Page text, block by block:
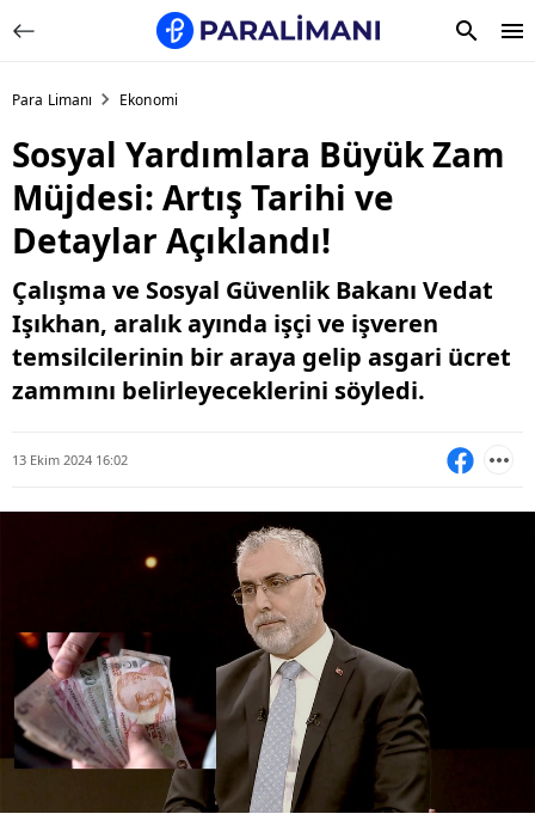
Para Limanı Ekonomi
Sosyal Yardımlara Büyük Zam
Müjdesi: Artış Tarihi ve
Detaylar Açıklandı!
Çalışma ve Sosyal Güvenlik Bakanı Vedat
Işıkhan, aralık ayında işçi ve işveren
temsilcilerinin bir araya gelip asgari ücret
zammını belirleyeceklerini söyledi.
13 Ekim 2024 16:02